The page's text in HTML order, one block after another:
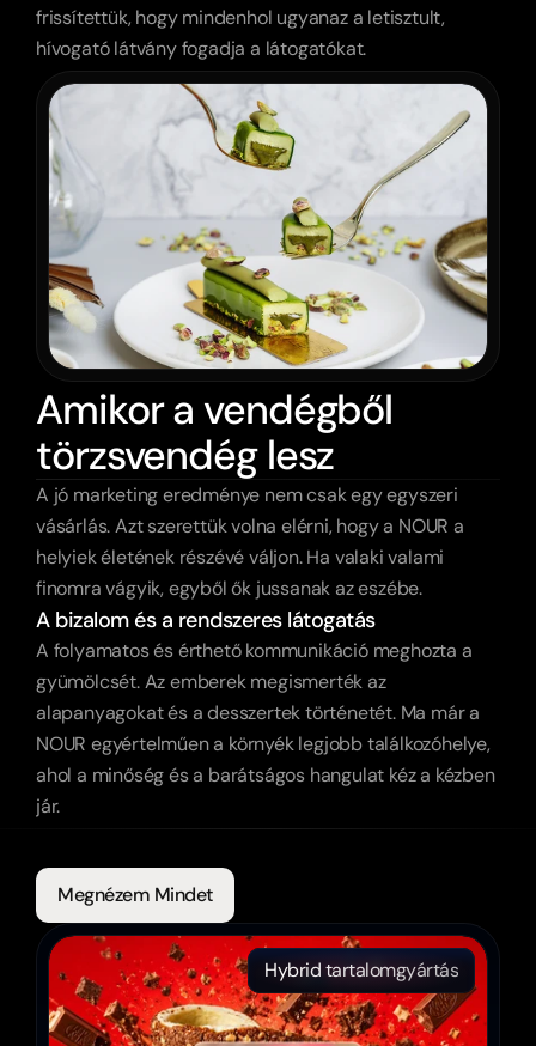
frissítettük, hogy mindenhol ugyanaz a letisztult,
hívogató látvány fogadja a látogatókat.
Amikor a vendégből
törzsvendég lesz
A jó marketing eredménye nem csak egy egyszeri
vásárlás. Azt szerettük volna elérni, hogy a NOUR a
helyiek életének részévé váljon. Ha valaki valami
finomra vágyik, egyből ők jussanak az eszébe.
A bizalom és a rendszeres látogatás
A folyamatos és érthető kommunikáció meghozta a
gyümölcsét. Az emberek megismerték az
alapanyagokat és a desszertek történetét. Ma már a
NOUR egyértelműen a környék legjobb találkozóhelye,
ahol a minőség és a barátságos hangulat kéz a kézben
jár.
MégTöbbReferencia
Megnézem Mindet
Hybrid tartalomgyártás